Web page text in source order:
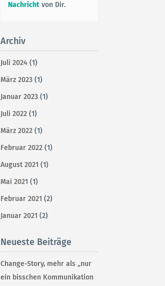
Nachricht von Dir.
Archiv
Juli 2024 (1)
März 2023 (1)
Januar 2023 (1)
Juli 2022 (1)
März 2022 (1)
Februar 2022 (1)
August 2021 (1)
Mai 2021 (1)
Februar 2021 (2)
Januar 2021 (2)
Neueste Beiträge
Change-Story, mehr als „nur
ein bisschen Kommunikation